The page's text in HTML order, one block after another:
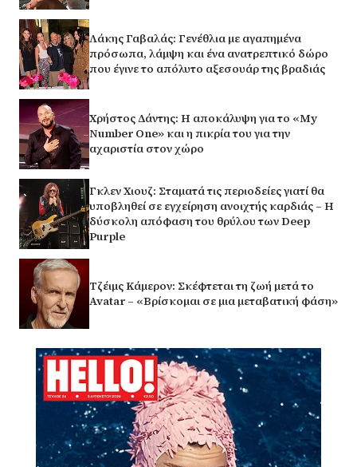
Λάκης Γαβαλάς: Γενέθλια με αγαπημένα
πρόσωπα, λάμψη και ένα ανατρεπτικό δώρο
που έγινε το απόλυτο αξεσουάρ της βραδιάς
Χρήστος Δάντης: Η αποκάλυψη για το «My
Number One» και η πικρία του για την
αχαριστία στον χώρο
Γκλεν Χιουζ: Σταματά τις περιοδείες γιατί θα
υποβληθεί σε εγχείρηση ανοιχτής καρδιάς – Η
δύσκολη απόφαση του θρύλου των Deep
Purple
Τζέιμς Κάμερον: Σκέφτεται τη ζωή μετά το
Avatar – «Βρίσκομαι σε μια μεταβατική φάση»